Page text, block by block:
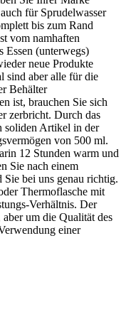
für Sprudelwasser
bis zum Rand
vom namhaften
Essen (unterwegs)
neue Produkte
sind aber alle für die
Behälter
ist, brauchen Sie sich
zerbricht. Durch das
soliden Artikel in der
von 500 ml.
12 Stunden warm und
Sie nach einem
Sie bei uns genau richtig.
Thermoflasche mit
Verhältnis. Der
um die Qualität des
einer